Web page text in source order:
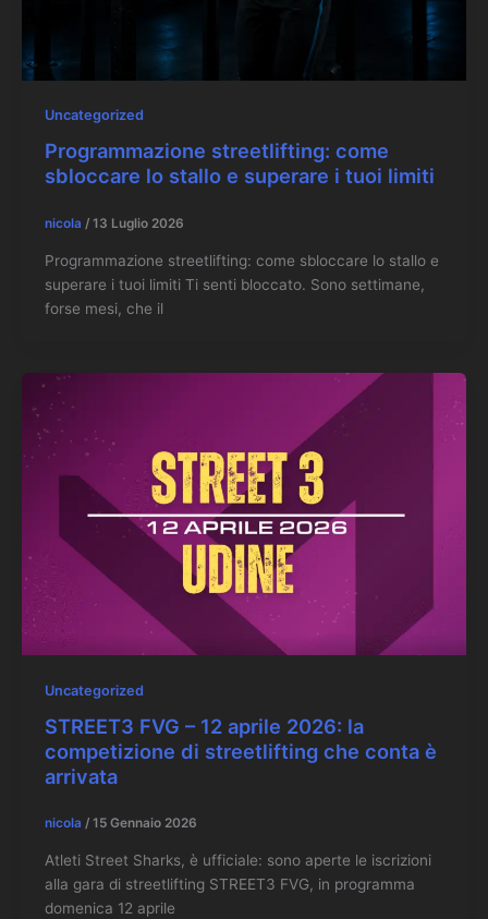
Uncategorized
Programmazione streetlifting: come
sbloccare lo stallo e superare i tuoi limiti
nicola / 13 Luglio 2026
Programmazione streetlifting: come sbloccare lo stallo e
superare i tuoi limiti Ti senti bloccato. Sono settimane,
forse mesi, che il
Uncategorized
STREET3 FVG – 12 aprile 2026: la
competizione di streetlifting che conta è
arrivata
nicola / 15 Gennaio 2026
Atleti Street Sharks, è ufficiale: sono aperte le iscrizioni
alla gara di streetlifting STREET3 FVG, in programma
domenica 12 aprile